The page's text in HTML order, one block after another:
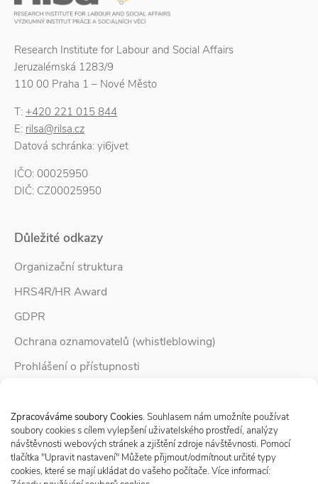
Zpracováváme soubory Cookies. Souhlasem nám umožníte používat
soubory cookies s cílem vylepšení uživatelského prostředí, analýzy
návštěvnosti webových stránek a zjištění zdroje návštěvnosti. Pomocí
tlačítka "Upravit nastavení" Můžete přijmout/odmítnout určité typy
cookies, které se mají ukládat do vašeho počítače. Více informací:
Research Institute for Labour and Social Affairs
Jeruzalémská 1283/9
110 00 Praha 1 – Nové Město
T: +420 221 015 844
E: rilsa@rilsa.cz
Datová schránka: yi6jvet
IČO: 00025950
DIČ: CZ00025950
Důležité odkazy
Organizační struktura
HRS4R/HR Award
GDPR
Ochrana oznamovatelů (whistleblowing)
Prohlášení o přístupnosti
Zpravodaj Rodina
Sledujte nás